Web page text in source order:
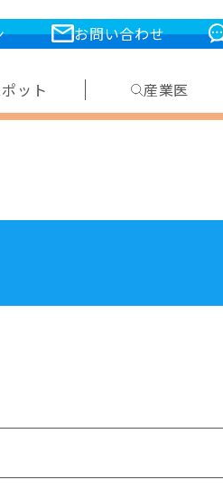
お問い合わせ
ット 産業医